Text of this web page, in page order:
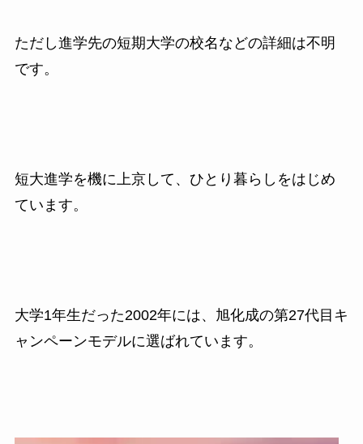
ただし進学先の短期大学の校名などの詳細は不明
です。
短大進学を機に上京して、ひとり暮らしをはじめ
ています。
大学1年生だった2002年には、旭化成の第27代目キ
ャンペーンモデルに選ばれています。